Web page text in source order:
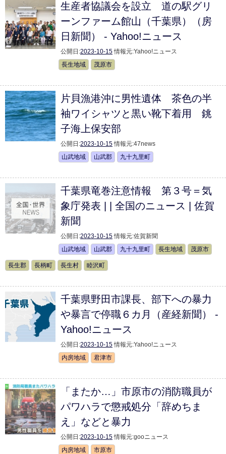
生産者協議会を設立 道の駅グリ
ーンファーム館山（千葉県）（房
日新聞） - Yahoo!ニュース
公開日:2023-10-15 情報元:Yahoo!ニュース
長生地域
茂原市
片貝漁港沖に男性遺体 茶色の半
袖ワイシャツと黒い靴下着用 銚
子海上保安部
公開日:2023-10-15 情報元:47news
山武地域
山武郡 九十九里町
千葉県竜巻注意情報 第３号＝気
象庁発表 | | 全国のニュース | 佐賀
新聞
公開日:2023-10-15 情報元:佐賀新聞
山武地域
山武郡 九十九里町 長生地域 茂原市
長生郡 長柄町 長生村 睦沢町
千葉県野田市課長、部下への暴力
や暴言で停職６カ月（産経新聞） -
Yahoo!ニュース
公開日:2023-10-15 情報元:Yahoo!ニュース
内房地域
君津市
「またか…」市原市の消防職員が
パワハラで懲戒処分「辞めちま
え」などと暴力
公開日:2023-10-15 情報元:gooニュース
内房地域
市原市